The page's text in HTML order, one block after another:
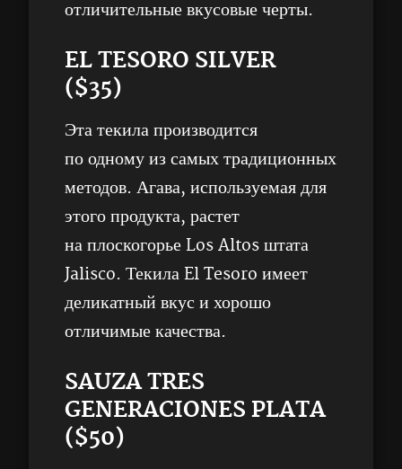
отличительные вкусовые черты.
EL TESORO SILVER
($35)
Эта текила производится
по одному из самых традиционных
методов. Агава, используемая для
этого продукта, растет
на плоскогорье Los Altos штата
Jalisco. Текила El Tesoro имеет
деликатный вкус и хорошо
отличимые качества.
SAUZA TRES
GENERACIONES PLATA
($50)